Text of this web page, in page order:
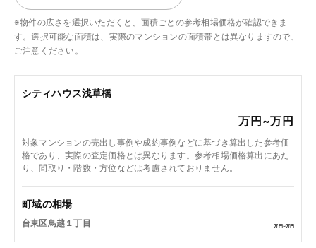
シティハウス浅草橋
万円~万円
対象マンションの売出し事例や成約事例などに基づき算出した参考価
格であり、実際の査定価格とは異なります。参考相場価格算出にあた
り、間取り・階数・方位などは考慮されておりません。
町域の相場
台東区鳥越１丁目 万円~万円
※物件の広さを選択いただくと、面積ごとの参考相場価格が確認できま
す。選択可能な面積は、実際のマンションの面積帯とは異なりますので、
ご注意ください。